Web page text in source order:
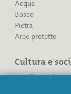
Acqua
Bosco
Pietra
Aree protette
Cultura e
Insediamenti